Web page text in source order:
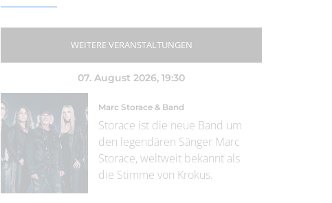
WEITERE VERANSTALTUNGEN
07. August 2026, 19:30
Marc Storace & Band
Storace ist die neue Band um
den legendären Sänger Marc
Storace, weltweit bekannt als
die Stimme von Krokus.